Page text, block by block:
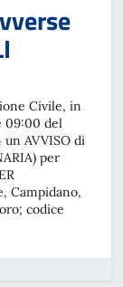
Civile, in
09:00 del
un AVVISO di
per
Campidano,
codice